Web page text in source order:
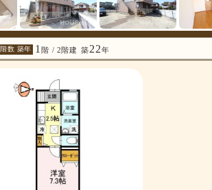
階数 築年 1 階 / 2階建 築22年